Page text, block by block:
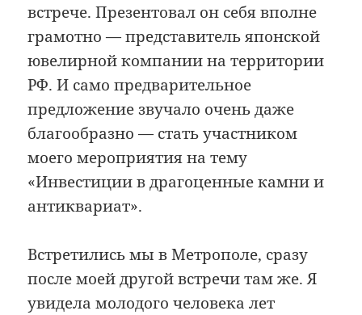
встрече. Презентовал он себя вполне
грамотно — представитель японской
ювелирной компании на территории
РФ. И само предварительное
предложение звучало очень даже
благообразно — стать участником
моего мероприятия на тему
«Инвестиции в драгоценные камни и
антиквариат».
Встретились мы в Метрополе, сразу
после моей другой встречи там же. Я
увидела молодого человека лет